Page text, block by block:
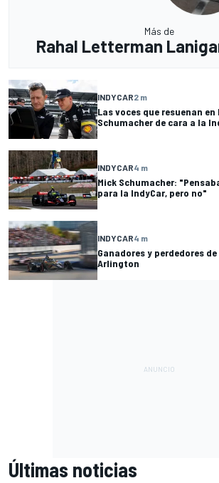
Más de
Rahal Letterman
INDYCAR2 m
Las voces que resuenan
Schumacher de cara a la
INDYCAR4 m
Mick Schumacher:
para la IndyCar, pero no"
INDYCAR4 m
Ganadores y perdedores
Arlington
Últimas noticias